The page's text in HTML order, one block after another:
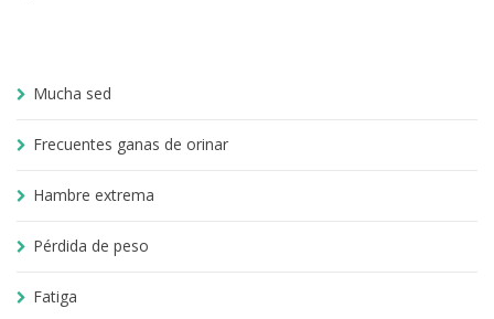
Mucha sed
Frecuentes ganas de orinar
Hambre extrema
Pérdida de peso
Fatiga